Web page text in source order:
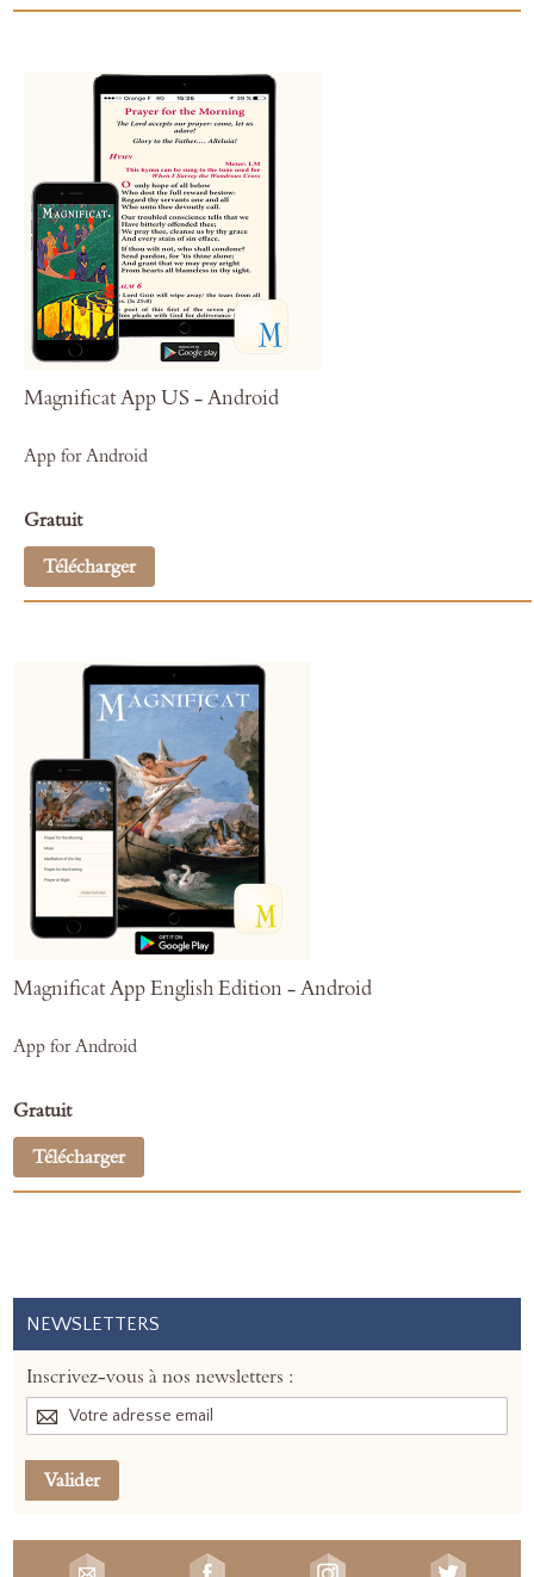
Magnificat App US - Android
App for Android
Gratuit
Télécharger
Magnificat App English Edition - Android
App for Android
Gratuit
Télécharger
NEWSLETTERS
Inscrivez-vous à nos newsletters :
Valider